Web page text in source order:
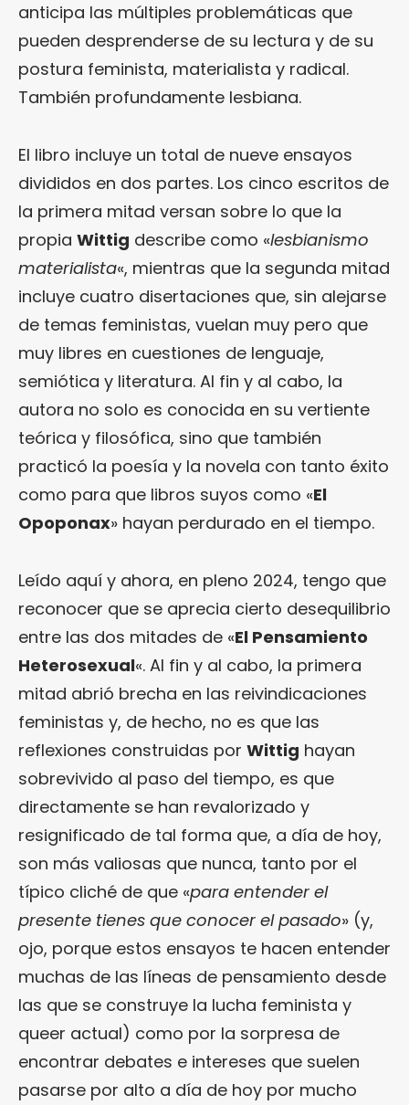
anticipa las múltiples problemáticas que
pueden desprenderse de su lectura y de su
postura feminista, materialista y radical.
También profundamente lesbiana.
El libro incluye un total de nueve ensayos
divididos en dos partes. Los cinco escritos de
la primera mitad versan sobre lo que la
propia Wittig describe como «lesbianismo
materialista«, mientras que la segunda mitad
incluye cuatro disertaciones que, sin alejarse
de temas feministas, vuelan muy pero que
muy libres en cuestiones de lenguaje,
semiótica y literatura. Al fin y al cabo, la
autora no solo es conocida en su vertiente
teórica y filosófica, sino que también
practicó la poesía y la novela con tanto éxito
como para que libros suyos como «El
Opoponax» hayan perdurado en el tiempo.
Leído aquí y ahora, en pleno 2024, tengo que
reconocer que se aprecia cierto desequilibrio
entre las dos mitades de «El Pensamiento
Heterosexual«. Al fin y al cabo, la primera
mitad abrió brecha en las reivindicaciones
feministas y, de hecho, no es que las
reflexiones construidas por Wittig hayan
sobrevivido al paso del tiempo, es que
directamente se han revalorizado y
resignificado de tal forma que, a día de hoy,
son más valiosas que nunca, tanto por el
típico cliché de que «para entender el
presente tienes que conocer el pasado» (y,
ojo, porque estos ensayos te hacen entender
muchas de las líneas de pensamiento desde
las que se construye la lucha feminista y
queer actual) como por la sorpresa de
encontrar debates e intereses que suelen
pasarse por alto a día de hoy por mucho